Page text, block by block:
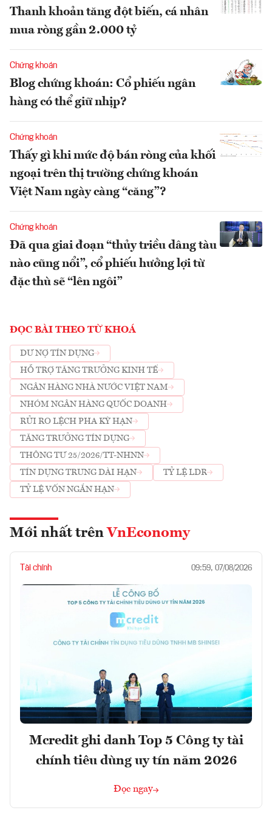
Thanh khoản tăng đột biến, cá nhân
mua ròng gần 2.000 tỷ
Chứng khoán
Blog chứng khoán: Cổ phiếu ngân
hàng có thể giữ nhịp?
Chứng khoán
Thấy gì khi mức độ bán ròng của khối
ngoại trên thị trường chứng khoán
Việt Nam ngày càng “căng”?
Chứng khoán
Đã qua giai đoạn “thủy triều dâng tàu
nào cũng nổi”, cổ phiếu hưởng lợi từ
đặc thù sẽ “lên ngôi”
ĐỌC BÀI THEO TỪ KHOÁ
DƯ NỢ TÍN DỤNG
HỖ TRỢ TĂNG TRƯỞNG KINH TẾ
NGÂN HÀNG NHÀ NƯỚC VIỆT NAM
NHÓM NGÂN HÀNG QUỐC DOANH
RỦI RO LỆCH PHA KỲ HẠN
TĂNG TRƯỞNG TÍN DỤNG
THÔNG TƯ 25/2026/TT-NHNN
TÍN DỤNG TRUNG DÀI HẠN
TỶ LỆ LDR
TỶ LỆ VỐN NGẮN HẠN
Mới nhất trên VnEconomy
Tài chính 09:59, 07/08/2026
Mcredit ghi danh Top 5 Công ty tài
chính tiêu dùng uy tín năm 2026
Đọc ngay